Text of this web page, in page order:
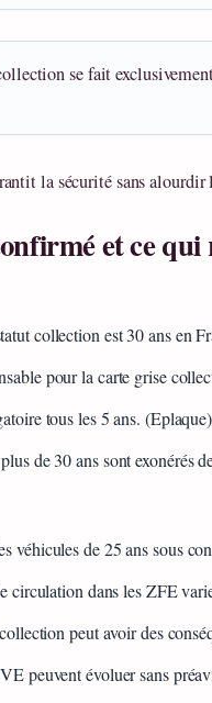
se fait
la sécurité sans
et ce qui
collection est 30 ans en
pour la carte grise
tous les 5 ans. (Eplaque)
de 30 ans sont exonérés
véhicules de 25 ans sous
circulation dans les ZFE
peut avoir des
peuvent évoluer sans